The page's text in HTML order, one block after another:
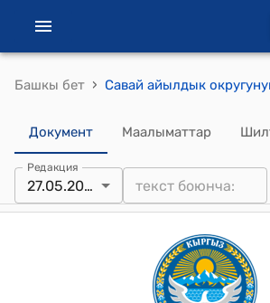
Башкы бет ›
Документ Маалыматтар
Редакция
27.05.2025